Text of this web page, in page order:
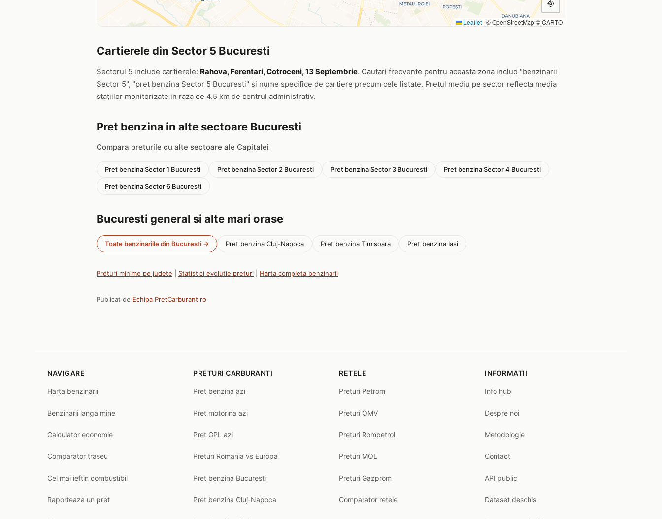
Leaflet | © OpenStreetMap © CARTO
Cartierele din Sector 5 Bucuresti
Sectorul 5 include cartierele: Rahova, Ferentari, Cotroceni, 13 Septembrie. Cautari frecvente pentru aceasta zona includ "benzinarii
Sector 5", "pret benzina Sector 5 Bucuresti" si nume specifice de cartiere precum cele listate. Pretul mediu pe sector reflecta media
stațiilor monitorizate in raza de 4.5 km de centrul administrativ.
Pret benzina in alte sectoare Bucuresti
Compara preturile cu alte sectoare ale Capitalei
Pret benzina Sector 1 Bucuresti Pret benzina Sector 2 Bucuresti Pret benzina Sector 3 Bucuresti Pret benzina Sector 4 Bucuresti
Pret benzina Sector 6 Bucuresti
Bucuresti general si alte mari orase
Toate benzinariile din Bucuresti → Pret benzina Cluj-Napoca Pret benzina Timisoara Pret benzina Iasi
Preturi minime pe judete Statistici evolutie preturi Harta completa benzinarii
Publicat de Echipa PretCarburant.ro
NAVIGARE
Harta benzinarii
Benzinarii langa mine
Calculator economie
Comparator traseu
Cel mai ieftin combustibil
Raporteaza un pret
PRETURI CARBURANTI
Pret benzina azi
Pret motorina azi
Pret GPL azi
Preturi Romania vs Europa
Pret benzina Bucuresti
Pret benzina Cluj-Napoca
RETELE
Preturi Petrom
Preturi OMV
Preturi Rompetrol
Preturi MOL
Preturi Gazprom
Comparator retele
INFORMATII
Info hub
Despre noi
Metodologie
Contact
API public
Dataset deschis